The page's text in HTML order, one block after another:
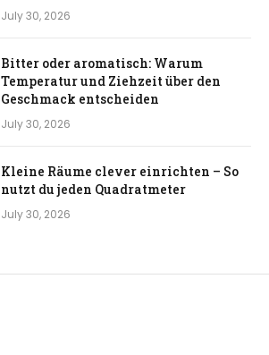
July 30, 2026
Bitter oder aromatisch: Warum
Temperatur und Ziehzeit über den
Geschmack entscheiden
July 30, 2026
Kleine Räume clever einrichten – So
nutzt du jeden Quadratmeter
July 30, 2026